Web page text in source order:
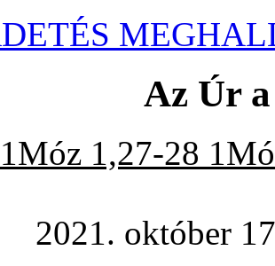
Az Úr
1,27-28
október